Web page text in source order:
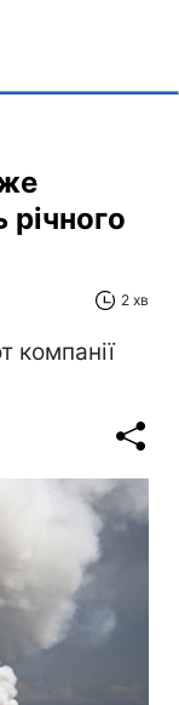
річного
2 хв
компанії